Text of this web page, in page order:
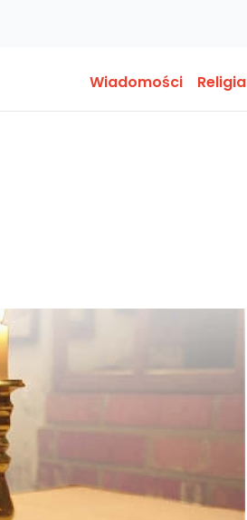
Wiadomości Religia